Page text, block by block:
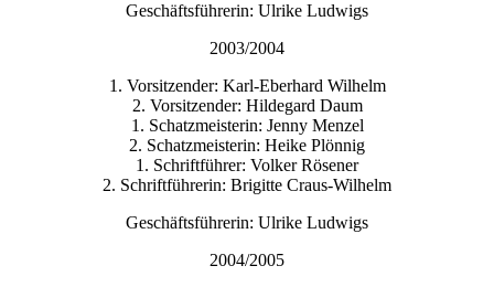
Geschäftsführerin: Ulrike Ludwigs
2003/2004
1. Vorsitzender: Karl-Eberhard Wilhelm
2. Vorsitzender: Hildegard Daum
1. Schatzmeisterin: Jenny Menzel
2. Schatzmeisterin: Heike Plönnig
1. Schriftführer: Volker Rösener
2. Schriftführerin: Brigitte Craus-Wilhelm
Geschäftsführerin: Ulrike Ludwigs
2004/2005